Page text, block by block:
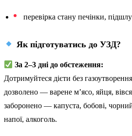
перевірка стану печінки,
Як підготуватись до УЗД?
За 2–3 дні до обстеження:
Дотримуйтеся дієти без
дозволено — варене м’ясо, яйця,
заборонено — капуста, бобові,
напої, алкоголь.